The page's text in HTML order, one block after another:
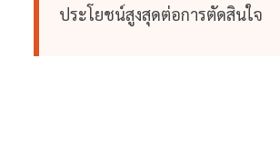
ประโยชน์สูงสุดต่อการตัดสินใจ